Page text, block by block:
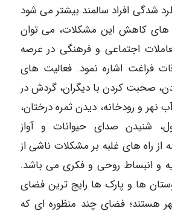
شدگی افراد سالمند بیشتر می شود
های کاهش این مشکلات، می توان
اجتماعی و فرهنگی در عرصه
فراغت اشاره نمود. فعالیت های
صحبت کردن با دیگران، گردش در
نهر و رودخانه، دیدن ثمره درختان،
شنیدن صدای حیوانات و آواز
از راه های غلبه بر مشکلات ناشی از
و انبساط روحی و فکری می باشد.
ها و پارک ها رایج ترین فضای
هستند؛ فضای چند منظوره ای که